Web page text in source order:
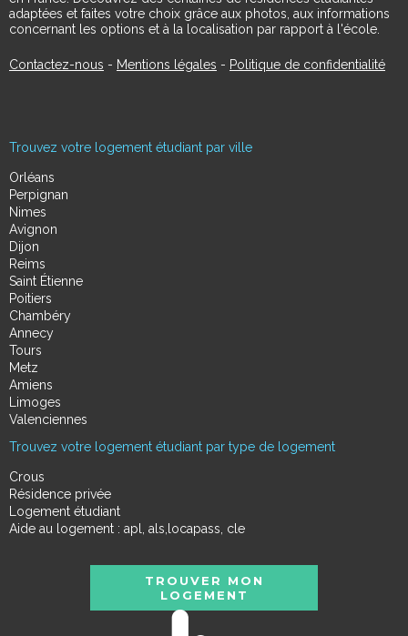
adaptées et faites votre choix grâce aux photos, aux informations
concernant les options et à la localisation par rapport à l'école.
Contactez-nous - Mentions légales - Politique de confidentialité
Trouvez votre logement étudiant par ville
Orléans
Perpignan
Nimes
Avignon
Dijon
Reims
Saint Étienne
Poitiers
Chambéry
Annecy
Tours
Metz
Amiens
Limoges
Valenciennes
Trouvez votre logement étudiant par type de logement
Crous
Résidence privée
Logement étudiant
Aide au logement : apl, als,locapass, cle
TROUVER MON
LOGEMENT